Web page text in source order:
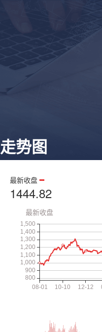
走势图
最新收盘
1444.82